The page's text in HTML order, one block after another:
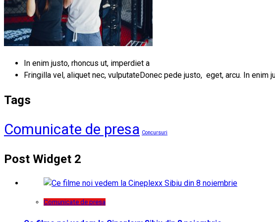
In enim justo, rhoncus ut, imperdiet a
Fringilla vel, aliquet nec, vulputateDonec pede justo, eget, arcu. In
Tags
Comunicate de presa Concursuri
Post Widget 2
Comunicate de presa